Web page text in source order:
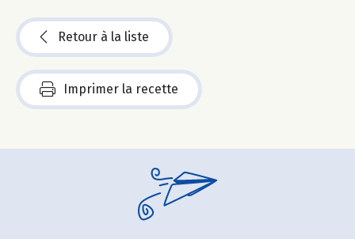
Retour à la liste
Imprimer la recette